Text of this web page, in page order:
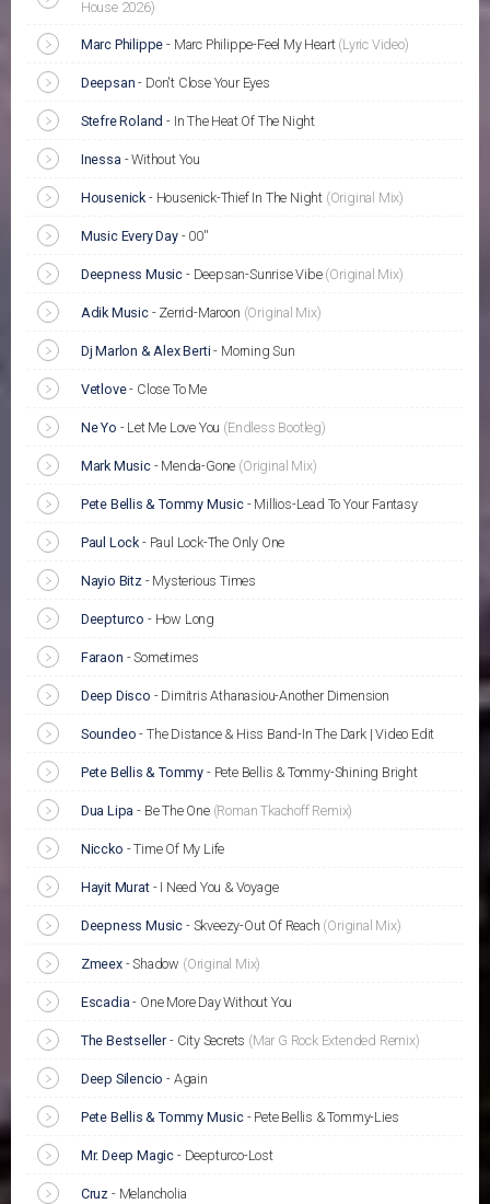
House 2026)
Marc Philippe - Marc Philippe-Feel My Heart (Lyric Video)
Deepsan - Don't Close Your Eyes
Stefre Roland - In The Heat Of The Night
Inessa -Without You
Housenick - Housenick-Thief In The Night (Original Mix)
Music Every Day- 00''
Deepness Music - Deepsan-Sunrise Vibe (Original Mix)
Adik Music- Zerrid-Maroon (Original Mix)
Dj Marlon & Alex Berti - Morning Sun
Vetlove- Close To Me
Ne Yo - Let Me Love You (Endless Bootleg)
Mark Music- Menda-Gone (Original Mix)
Pete Bellis & Tommy Music- Millios-Lead To Your Fantasy
Paul Lock - Paul Lock-The Only One
Nayio Bitz- Mysterious Times
Deepturco - How Long
Faraon -Sometimes
Deep Disco - Dimitris Athanasiou-Another Dimension
Soundeo - The Distance & Hiss Band-In The Dark | Video Edit
Pete Bellis & Tommy - Pete Bellis & Tommy-Shining Bright
Dua Lipa - Be The One (Roman Tkachoff Remix)
Niccko -Time Of My Life
Hayit Murat- I Need You & Voyage
Deepness Music - Skveezy-Out Of Reach (Original Mix)
Zmeex-Shadow (Original Mix)
Escadia - One More Day Without You
The Bestseller - City Secrets (Mar G Rock Extended Remix)
Deep Silencio - Again
Pete Bellis & Tommy Music- Pete Bellis & Tommy-Lies
Mr. Deep Magic - Deepturco-Lost
Cruz - Melancholia